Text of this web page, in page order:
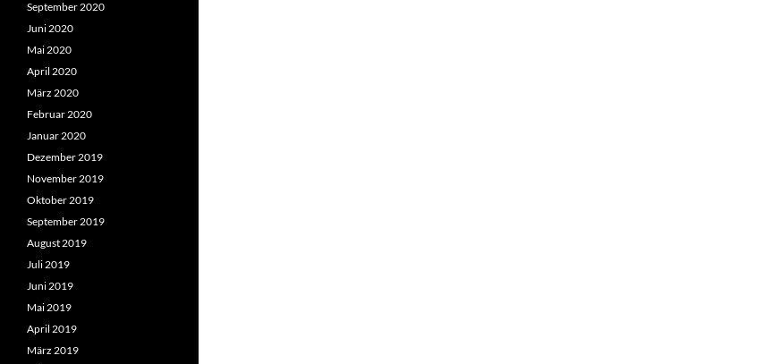
September 2020
Juni 2020
Mai 2020
April 2020
März 2020
Februar 2020
Januar 2020
Dezember 2019
November 2019
Oktober 2019
September 2019
August 2019
Juli 2019
Juni 2019
Mai 2019
April 2019
März 2019